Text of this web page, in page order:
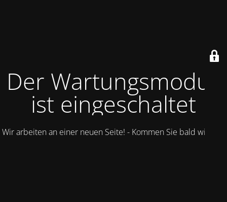
Der Wartungsmodus
ist eingeschaltet
Wir arbeiten an einer neuen Seite! - Kommen Sie bald wieder.